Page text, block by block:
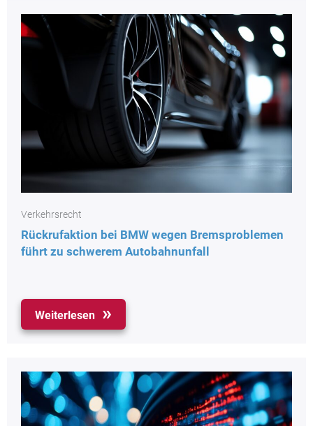
Verkehrsrecht
Rückrufaktion bei BMW wegen Bremsproblemen
führt zu schwerem Autobahnunfall
Weiterlesen